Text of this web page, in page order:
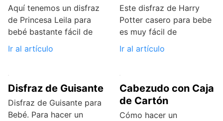
Aquí tenemos un disfraz
de Princesa Leila para
bebé bastante fácil de
Ir al artículo
Este disfraz de Harry
Potter casero para bebe
es muy fácil de
Ir al artículo
Disfraz de Guisante
Disfraz de Guisante para
Bebé. Para hacer un
Cabezudo con Caja
de Cartón
Cómo hacer un